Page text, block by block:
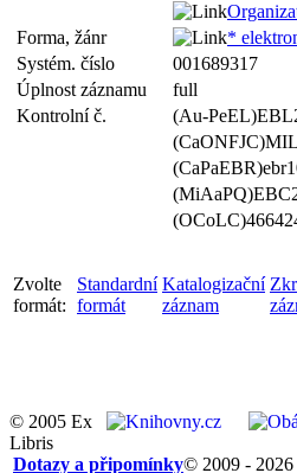
Forma, žánr
*
Systém. číslo
001689317
Úplnost záznamu
full
Kontrolní č.
(Au-
Zvolte
formát:
Standardní
formát
Katalogizační
záznam
© 2005 Ex
Libris
© 2009 - 2026
Dotazy a připomínky